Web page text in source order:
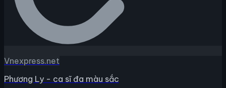
Vnexpress.net
Phương Ly - ca sĩ đa màu sắc